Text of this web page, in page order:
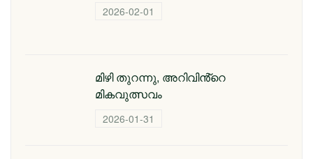
2026-02-01
മിഴി തുറന്നു, അറിവിൻ്റെ
മികവുത്സവം
2026-01-31